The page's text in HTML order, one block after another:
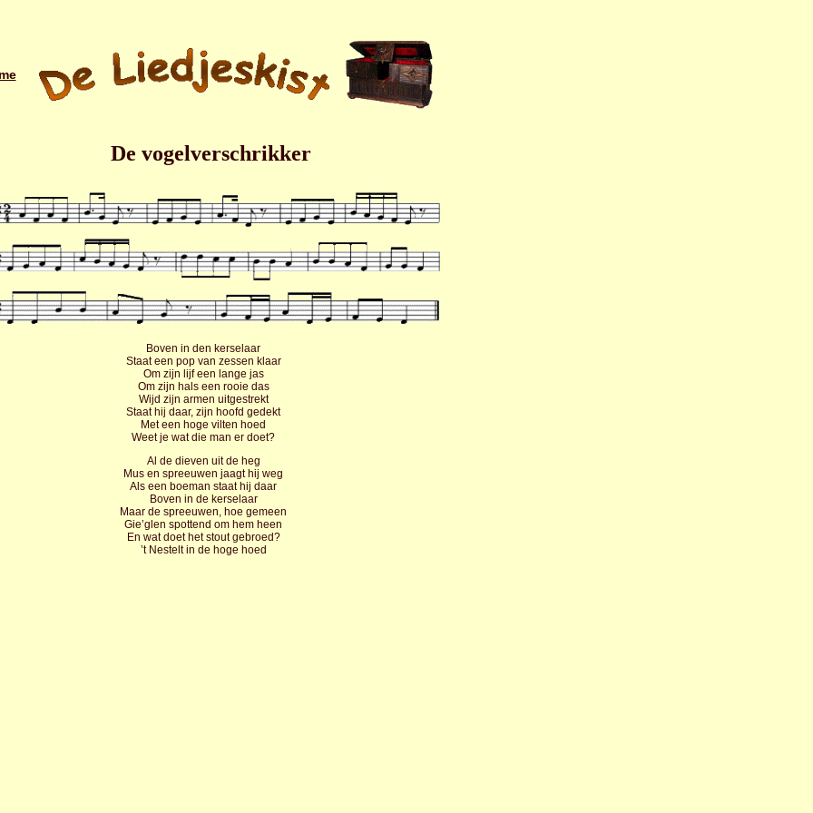
De vogelverschrikker
Boven in den kerselaar
Staat een pop van zessen klaar
Om zijn lijf een lange jas
Om zijn hals een rooie das
Wijd zijn armen uitgestrekt
Staat hij daar, zijn hoofd gedekt
Met een hoge vilten hoed
Weet je wat die man er doet?
Al de dieven uit de heg
Mus en spreeuwen jaagt hij weg
Als een boeman staat hij daar
Boven in de kerselaar
Maar de spreeuwen, hoe gemeen
Gie’glen spottend om hem heen
En wat doet het stout gebroed?
’t Nestelt in de hoge hoed